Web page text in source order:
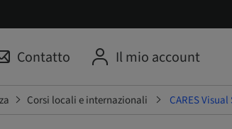
Contatto Il mio account
Corsi locali e internazionali CARES